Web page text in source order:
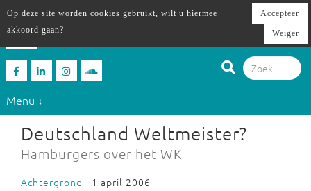
Menu ↓
Deutschland Weltmeister?
Hamburgers over het WK
Achtergrond - 1 april 2006
Op deze site worden cookies gebruikt, wilt u hiermee
akkoord gaan?
Accepteer
Weiger